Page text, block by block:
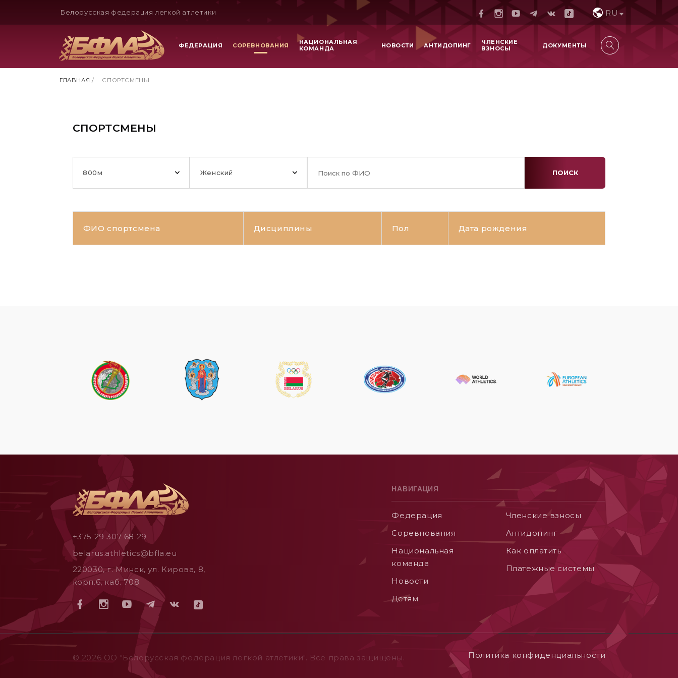
Белорусская федерация легкой атлетики RU
ФЕДЕРАЦИЯ СОРЕВНОВАНИЯ
НАЦИОНАЛЬНАЯ
КОМАНДА
НОВОСТИ АНТИДОПИНГ
ЧЛЕНСКИЕ
ВЗНОСЫ
ДОКУМЕНТЫ
ГЛАВНАЯ / СПОРТСМЕНЫ
СПОРТСМЕНЫ
800м Женский ПОИСК
ФИО спортсмена Дисциплины Пол Дата рождения
+375 29 307 68 29
belarus.athletics@bfla.eu
220030, г. Минск, ул. Кирова, 8,
корп.6, каб. 708.
НАВИГАЦИЯ
Федерация
Соревнования
Национальная
команда
Новости
Детям
Членские взносы
Aнтидопинг
Как оплатить
Платежные системы
© 2026 ОO "Белорусская федерация легкой атлетики". Все права защищены. Политика конфиденциальности